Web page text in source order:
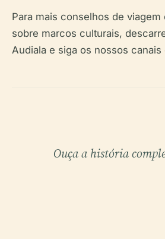
Para mais conselhos de viagem
sobre marcos culturais,
Audiala e siga os nossos
Ouça a história